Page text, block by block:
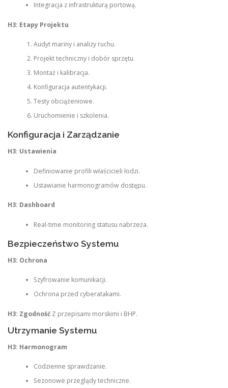
Integracja z infrastrukturą portową.
H3: Etapy Projektu
Audyt mariny i analizy ruchu.
Projekt techniczny i dobór sprzętu.
Montaż i kalibracja.
Konfiguracja autentykacji.
Testy obciążeniowe.
Uruchomienie i szkolenia.
Konfiguracja i Zarządzanie
H3: Ustawienia
Definiowanie profili właścicieli łodzi.
Ustawianie harmonogramów dostępu.
H3: Dashboard
Real-time monitoring statusu nabrzeża.
Bezpieczeństwo Systemu
H3: Ochrona
Szyfrowanie komunikacji.
Ochrona przed cyberatakami.
H3: Zgodność Z przepisami morskimi i BHP.
Utrzymanie Systemu
H3: Harmonogram
Codzienne sprawdzanie.
Sezonowe przeglądy techniczne.